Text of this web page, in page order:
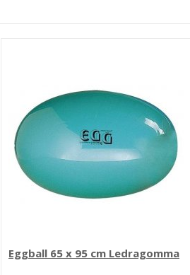
Eggball 65 x 95 cm Ledragomma